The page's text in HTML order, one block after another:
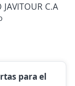
JAVITOUR C.A
para el